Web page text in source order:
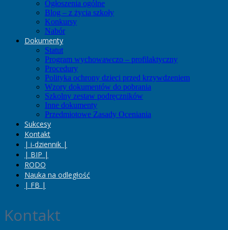
Ogłoszenia ogólne
Blog – z życia szkoły
Konkursy
Nabór
Dokumenty
Statut
Program wychowawczo – profilaktyczny
Procedury
Polityka ochrony dzieci przed krzywdzeniem
Wzory dokumentów do pobrania
Szkolny zestaw podręczników
Inne dokumenty
Przedmiotowe Zasady Oceniania
Sukcesy
Kontakt
| i-dziennik |
| BIP |
RODO
Nauka na odległość
| FB |
Kontakt